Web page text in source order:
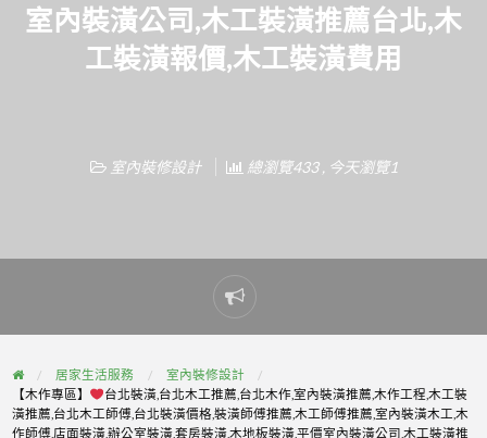
室內裝潢公司,木工裝潢推薦台北,木
工裝潢報價,木工裝潢費用
室內裝修設計 總瀏覽433 , 今天瀏覽1
Report
problem
居家生活服務
室內裝修設計
【木作專區】
台北裝潢,台北木工推薦,台北木作,室內裝潢推薦,木作工程,木工裝
潢推薦,台北木工師傅,台北裝潢價格,裝潢師傅推薦,木工師傅推薦,室內裝潢木工,木
作師傅,店面裝潢,辦公室裝潢,套房裝潢,木地板裝潢,平價室內裝潢公司,木工裝潢推